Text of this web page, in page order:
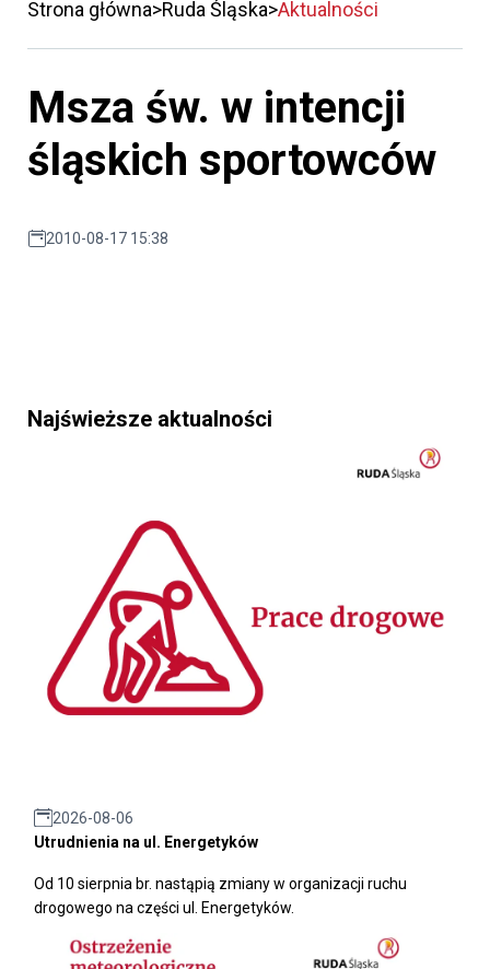
Strona główna Ruda Śląska Aktualności
Msza św. w intencji
śląskich sportowców
2010-08-17 15:38
Najświeższe aktualności
2026-08-06
Utrudnienia na ul. Energetyków
Od 10 sierpnia br. nastąpią zmiany w organizacji ruchu
drogowego na części ul. Energetyków.